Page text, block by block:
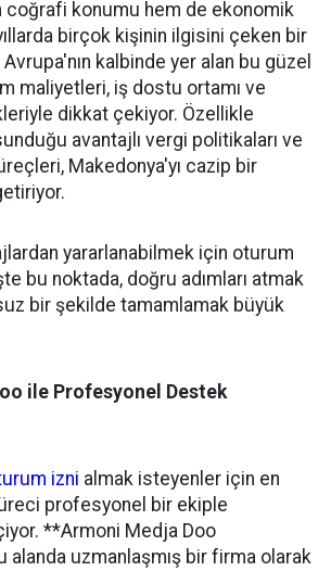
coğrafi konumu hem de ekonomik
birçok kişinin ilgisini çeken bir
kalbinde yer alan bu güzel
maliyetleri, iş dostu ortamı ve
dikkat çekiyor. Özellikle
avantajlı vergi politikaları ve
Makedonya'yı cazip bir
yararlanabilmek için oturum
bu noktada, doğru adımları atmak
bir şekilde tamamlamak büyük
ile Profesyonel Destek
izni almak isteyenler için en
profesyonel bir ekiple
**Armoni Medja Doo
alanda uzmanlaşmış bir firma olarak